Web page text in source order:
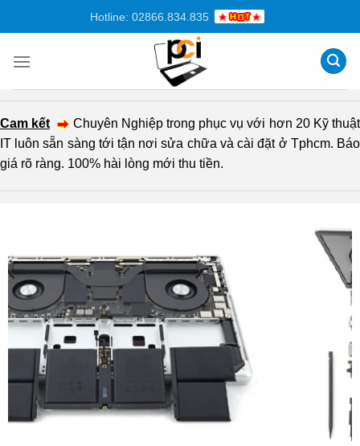
dung
Hotline: 02866.834.835
Cam kết
Chuyên Nghiệp trong phục vụ với hơn 20 Kỹ thuật
IT luôn sẵn sàng tới tận nơi sửa chữa và cài đặt ở Tphcm. Báo
giá rõ ràng. 100% hài lòng mới thu tiền.